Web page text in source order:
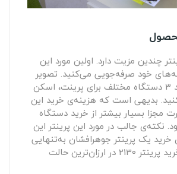
چندین مزیت دارد. اولین مورد این
خود صرفه‌جویی می‌کنید. تصویر
کنید که بخواهید 3 دستگاه مختلف برای پرینت، اسکن
بدیهی است که هزینه‌ی خرید این
مجزا بسیار بیشتر از خرید دستگاه
نکته‌ی جالب در مورد این پرینتر این
یک پرینتر جوهرافشان به‌تنهایی
برابر با هزینه‌ی خرید پرینتر 2130 در ارزان‌ترین حالت